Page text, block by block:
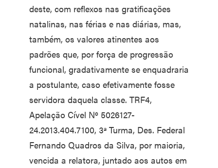
deste, com reflexos nas gratificações
natalinas, nas férias e nas diárias, mas,
também, os valores atinentes aos
padrões que, por força de progressão
funcional, gradativamente se enquadraria
a postulante, caso efetivamente fosse
servidora daquela classe. TRF4,
Apelação Cível Nº 5026127-
24.2013.404.7100, 3ª Turma, Des. Federal
Fernando Quadros da Silva, por maioria,
vencida a relatora, juntado aos autos em